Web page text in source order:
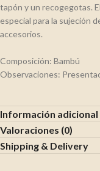
tapón y un recogegotas.
especial para la sujeción
accesorios.
Composición: Bambú
Observaciones:
Información adicional
Valoraciones (0)
Shipping & Delivery